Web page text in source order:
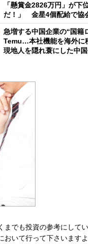
「懸賞金2826万円」が下
だ！」 金星4個配給で協
急増する中国企業の“国
Temu…本社機能を海外に
現地人を隠れ蓑にした中
までも投資の参考にして
おいて行って下さいます